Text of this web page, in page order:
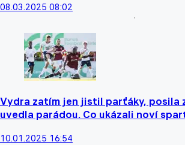
08.03.2025 08:02
Vydra zatím jen jistil parťáky, posila
uvedla parádou. Co ukázali noví
10.01.2025 16:54